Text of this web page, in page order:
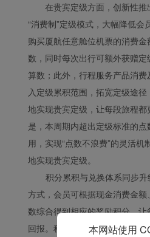
在贵宾定级方面，创新性推
“消费制”定级模式，大幅降低会
购买厦航任意舱位机票的消费
数，同时每次出行可额外获赠
算数；此外，行程服务产品消
入定级累积范围，拓宽定级途
地实现贵宾定级，让每段旅程
是，本周期内超出定级标准的
用，实现“点数不浪费”的灵活
地实现贵宾定级。
积分累积与兑换体系同步
方式，会员可根据现金消费金
数综合得到相应的奖励积分，
回报。积分应用场景进一步拓展
本网站使用
并为您提供最
验。 使用本网
和分析型
在您的浏览器
在您的同意下
使用营销
我们的营销绩
化我们广告中
息。 通过放置
Cookie，厦门
方可以跟踪您的
为以使我们的
与您的兴趣更
点击“接受”即
放置所有的营
点击“拒绝”，